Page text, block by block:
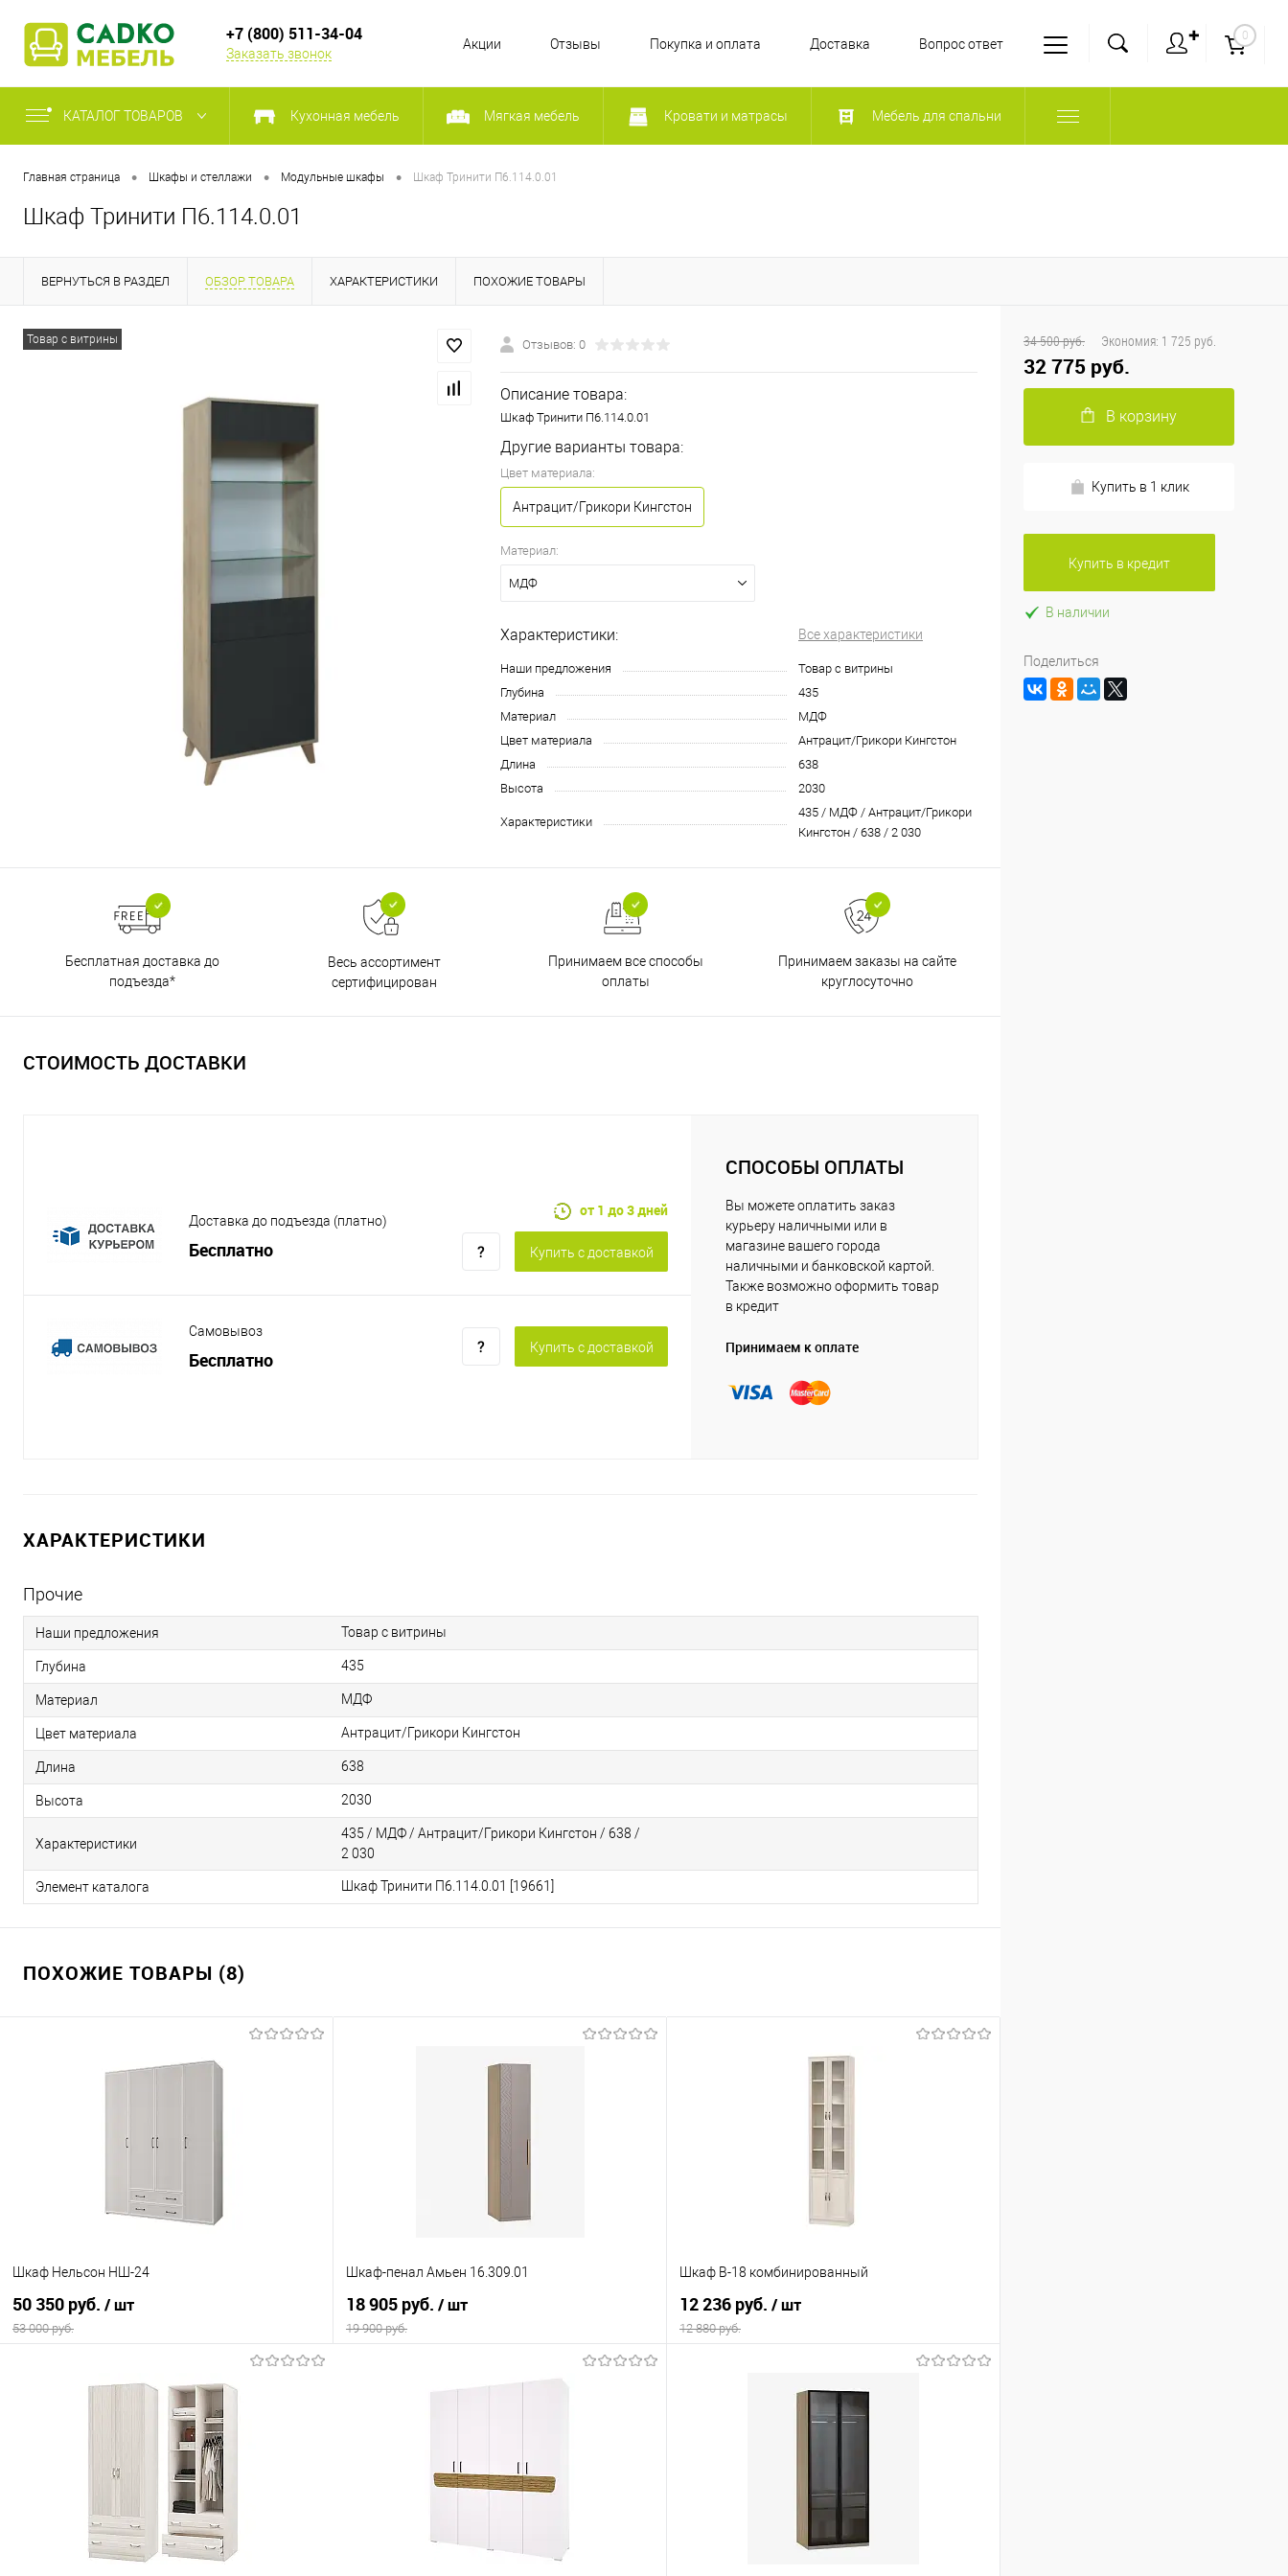
+7 (800) 511-34-04
Заказать звонок
Акции Отзывы Покупка и оплата Доставка Вопрос ответ
✚ 0
КАТАЛОГ ТОВАРОВ Кухонная мебель Мягкая мебель Кровати и матрасы Мебель для спальни
Главная страница • Шкафы и стеллажи • Модульные шкафы • Шкаф Тринити П6.114.0.01
Шкаф Тринити П6.114.0.01
ВЕРНУТЬСЯ В РАЗДЕЛ ОБЗОР ТОВАРА ХАРАКТЕРИСТИКИ ПОХОЖИЕ ТОВАРЫ
Товар с витрины Отзывов: 0
Описание товара:
Шкаф Тринити П6.114.0.01
Другие варианты товара:
Цвет материала:
Антрацит/Грикори Кингстон
Материал:
МДФ
Характеристики: Все характеристики
Наши предложения
Товар с витрины
Глубина
435
Материал
МДФ
Цвет материала
Антрацит/Грикори Кингстон
Длина
638
Высота
2030
Характеристики
435 / МДФ / Антрацит/Грикори
Кингстон / 638 / 2 030
Бесплатная доставка до
подъезда*
Весь ассортимент
сертифицирован
Принимаем все способы
оплаты
Принимаем заказы на сайте
круглосуточно
СТОИМОСТЬ ДОСТАВКИ
Доставка до подъезда (платно)
Бесплатно
от 1 до 3 дней
Купить c доставкой
Самовывоз
Бесплатно
Купить c доставкой
СПОСОБЫ ОПЛАТЫ
Вы можете оплатить заказ
курьеру наличными или в
магазине вашего города
наличными и банковской картой.
Также возможно оформить товар
в кредит
Принимаем к оплате
ХАРАКТЕРИСТИКИ
Прочие
Наши предложения Товар с витрины
Глубина 435
Материал МДФ
Цвет материала Антрацит/Грикори Кингстон
Длина 638
Высота 2030
Характеристики
435 / МДФ / Антрацит/Грикори Кингстон / 638 /
2 030
Элемент каталога Шкаф Тринити П6.114.0.01 [19661]
ПОХОЖИЕ ТОВАРЫ (8)
Шкаф Нельсон НШ-24
50 350 руб. / шт
53 000 руб.
В корзину
Сравнение
В наличии
Шкаф-пенал Амьен 16.309.01
18 905 руб. / шт
19 900 руб.
В корзину
Шкаф В-18 комбинированный
12 236 руб. / шт
12 880 руб.
34 500 руб. Экономия: 1 725 руб.
32 775 руб.
В корзину
Купить в 1 клик
Купить в кредит
В наличии
Поделиться